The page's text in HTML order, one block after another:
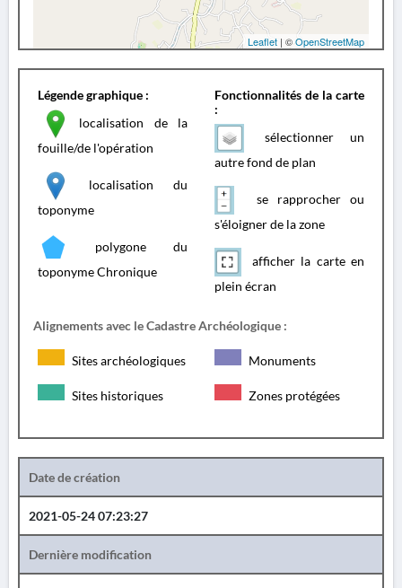
Leaflet | ©OpenStreetMap
Légende graphique :
localisation de la
fouille/de l'opération
localisation du
toponyme
polygone du
toponyme Chronique
Fonctionnalités de la carte
:
sélectionner un
autre fond de plan
se rapprocher ou
s'éloigner de la zone
afficher la carte en
plein écran
Alignements avec le Cadastre Archéologique :
Sites archéologiques Monuments
Sites historiques Zones protégées
Date de création
2021-05-24 07:23:27
Dernière modification